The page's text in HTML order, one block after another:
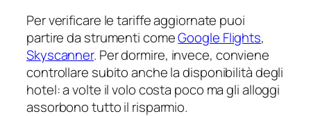
Per verificare le tariffe aggiornate puoi
partire da strumenti comeGoogle Flights,
Skyscanner. Per dormire, invece, conviene
controllare subito anche la disponibilità degli
hotel: a volte il volo costa poco ma gli alloggi
assorbono tutto il risparmio.